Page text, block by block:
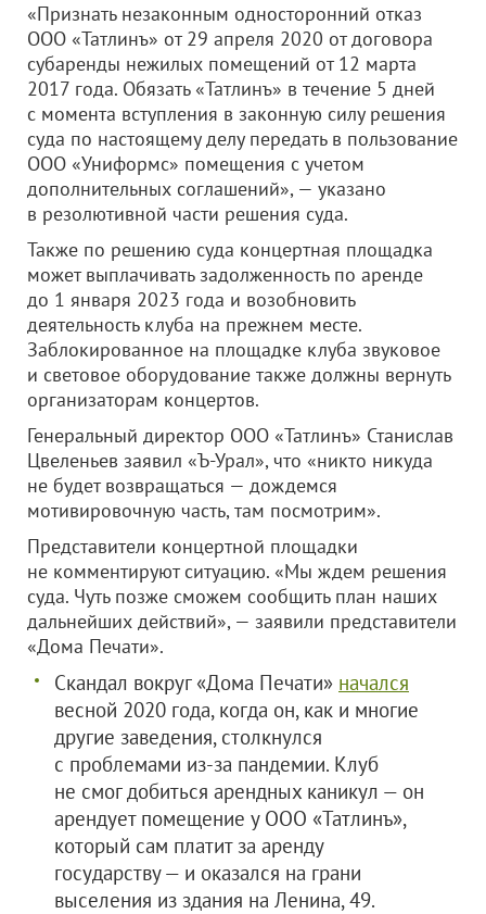
«Признать незаконным односторонний отказ
ООО «Татлинъ» от 29 апреля 2020 от договора
субаренды нежилых помещений от 12 марта
2017 года. Обязать «Татлинъ» в течение 5 дней
с момента вступления в законную силу решения
суда по настоящему делу передать в пользование
ООО «Униформс» помещения с учетом
дополнительных соглашений», — указано
в резолютивной части решения суда.
Также по решению суда концертная площадка
может выплачивать задолженность по аренде
до 1 января 2023 года и возобновить
деятельность клуба на прежнем месте.
Заблокированное на площадке клуба звуковое
и световое оборудование также должны вернуть
организаторам концертов.
Генеральный директор ООО «Татлинъ» Станислав
Цвеленьев заявил «Ъ-Урал», что «никто никуда
не будет возвращаться — дождемся
мотивировочную часть, там посмотрим».
Представители концертной площадки
не комментируют ситуацию. «Мы ждем решения
суда. Чуть позже сможем сообщить план наших
дальнейших действий», — заявили представители
«Дома Печати».
Скандал вокруг «Дома Печати» начался
весной 2020 года, когда он, как и многие
другие заведения, столкнулся
с проблемами из-за пандемии. Клуб
не смог добиться арендных каникул — он
арендует помещение у ООО «Татлинъ»,
который сам платит за аренду
государству — и оказался на грани
выселения из здания на Ленина, 49.